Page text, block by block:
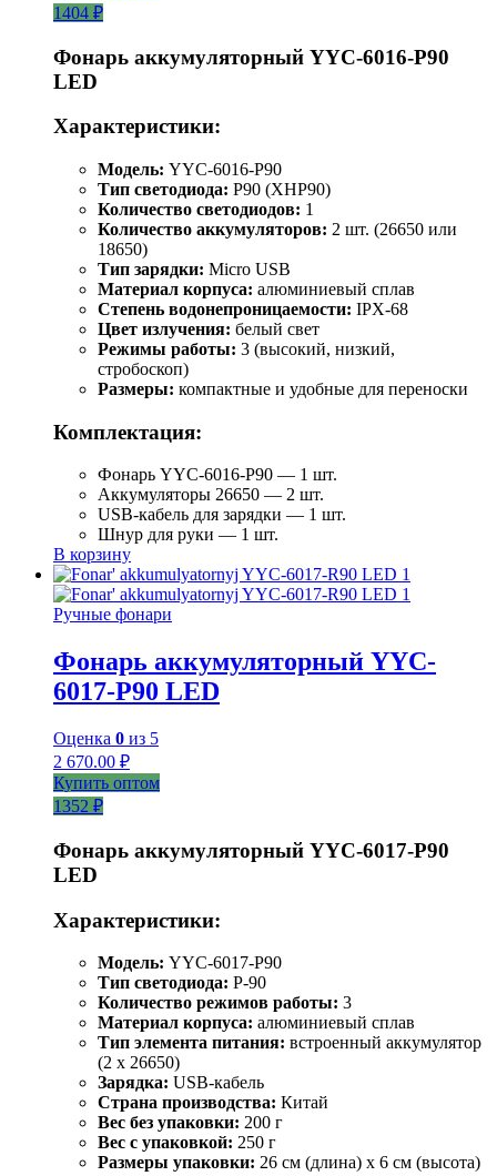
1404 ₽
Фонарь аккумуляторный YYC-6016-P90
LED
Характеристики:
Модель: YYC-6016-P90
Тип светодиода: P90 (XHP90)
Количество светодиодов: 1
Количество аккумуляторов: 2 шт. (26650 или
18650)
Тип зарядки: Micro USB
Материал корпуса: алюминиевый сплав
Степень водонепроницаемости: IPX-68
Цвет излучения: белый свет
Режимы работы: 3 (высокий, низкий,
стробоскоп)
Размеры: компактные и удобные для переноски
Комплектация:
Фонарь YYC-6016-P90 — 1 шт.
Аккумуляторы 26650 — 2 шт.
USB-кабель для зарядки — 1 шт.
Шнур для руки — 1 шт.
В корзину
Ручные фонари
Фонарь аккумуляторный YYC-
6017-Р90 LED
Оценка 0 из 5
2 670.00 ₽
Купить оптом
1352 ₽
Фонарь аккумуляторный YYC-6017-P90
LED
Характеристики:
Модель: YYC-6017-P90
Тип светодиода: P-90
Количество режимов работы: 3
Материал корпуса: алюминиевый сплав
Тип элемента питания: встроенный аккумулятор
(2 x 26650)
Зарядка: USB-кабель
Страна производства: Китай
Вес без упаковки: 200 г
Вес с упаковкой: 250 г
Размеры упаковки: 26 см (длина) x 6 см (высота)